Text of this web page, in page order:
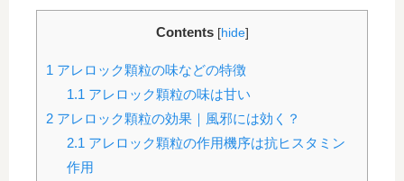
Contents [hide]
1 アレロック顆粒の味などの特徴
1.1 アレロック顆粒の味は甘い
2 アレロック顆粒の効果｜風邪には効く？
2.1 アレロック顆粒の作用機序は抗ヒスタミン
作用